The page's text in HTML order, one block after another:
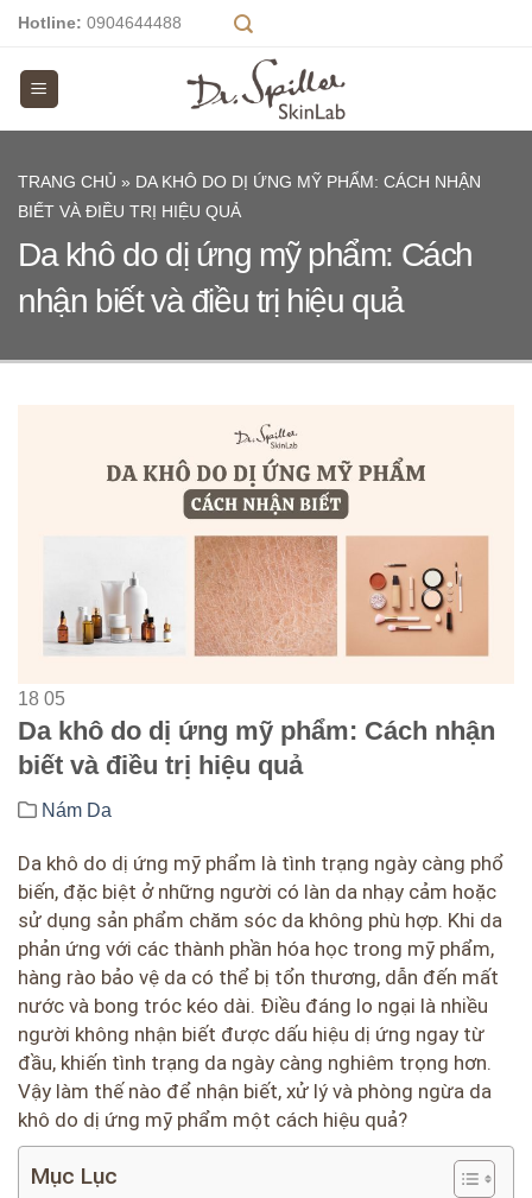
Skip
content
Hotline: 0904644488
TRANG CHỦ » DA KHÔ DO DỊ ỨNG MỸ PHẨM: CÁCH NHẬN
BIẾT VÀ ĐIỀU TRỊ HIỆU QUẢ
Da khô do dị ứng mỹ phẩm: Cách
nhận biết và điều trị hiệu quả
18 05
Da khô do dị ứng mỹ phẩm: Cách nhận
biết và điều trị hiệu quả
Nám Da
Da khô do dị ứng mỹ phẩm là tình trạng ngày càng phổ
biến, đặc biệt ở những người có làn da nhạy cảm hoặc
sử dụng sản phẩm chăm sóc da không phù hợp. Khi da
phản ứng với các thành phần hóa học trong mỹ phẩm,
hàng rào bảo vệ da có thể bị tổn thương, dẫn đến mất
nước và bong tróc kéo dài. Điều đáng lo ngại là nhiều
người không nhận biết được dấu hiệu dị ứng ngay từ
đầu, khiến tình trạng da ngày càng nghiêm trọng hơn.
Vậy làm thế nào để nhận biết, xử lý và phòng ngừa da
khô do dị ứng mỹ phẩm một cách hiệu quả?
Mục Lục